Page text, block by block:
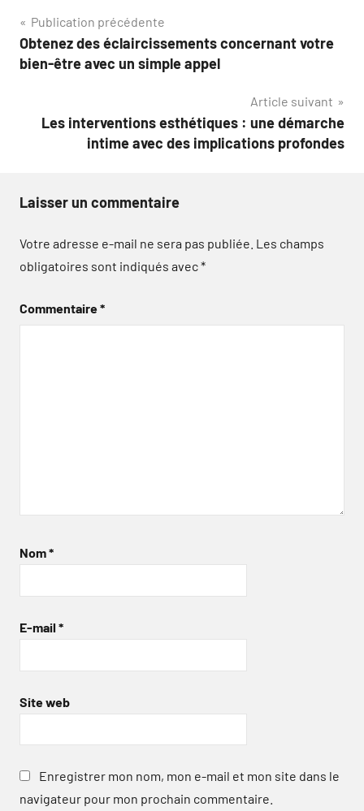
Navigation
de
Publication précédente
Obtenez des éclaircissements concernant votre
bien-être avec un simple appel
Article suivant
Les interventions esthétiques : une démarche
intime avec des implications profondes
Laisser un commentaire
Votre adresse e-mail ne sera pas publiée. Les champs
obligatoires sont indiqués avec*
Commentaire*
Nom*
E-mail *
Site web
Enregistrer mon nom, mon e-mail et mon site dans le
navigateur pour mon prochain commentaire.